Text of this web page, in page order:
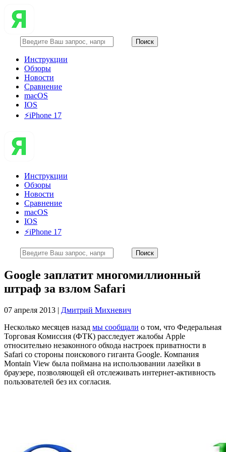
Инструкции
Обзоры
Новости
Сравнение
macOS
IOS
⚡️iPhone 17
Инструкции
Обзоры
Новости
Сравнение
macOS
IOS
⚡️iPhone 17
Google заплатит многомиллионный
штраф за взлом Safari
07 апреля 2013 | Дмитрий Михневич
Несколько месяцев назад мы сообщали о том, что Федеральная
Торговая Комиссия (ФТК) расследует жалобы Apple
относительно незаконного обхода настроек приватности в
Safari со стороны поискового гиганта Google. Компания
Montain View была поймана на использовании лазейки в
браузере, позволяющей ей отслеживать интернет-активность
пользователей без их согласия.